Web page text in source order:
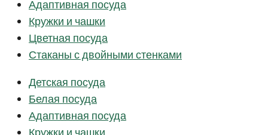
Адаптивная посуда
Кружки и чашки
Цветная посуда
Стаканы с двойными стенками
Детская посуда
Белая посуда
Адаптивная посуда